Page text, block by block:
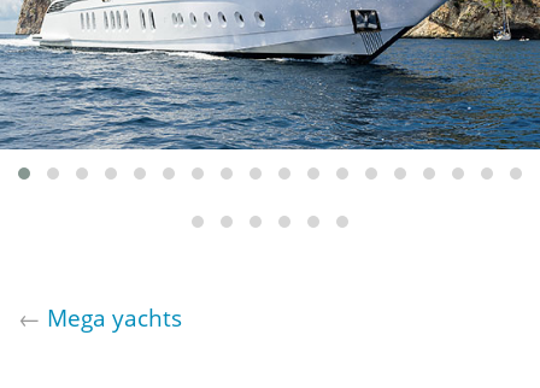
ROUTES EN BATEAU
ÉVÉNEMENTS
BLOG
← Mega yachts